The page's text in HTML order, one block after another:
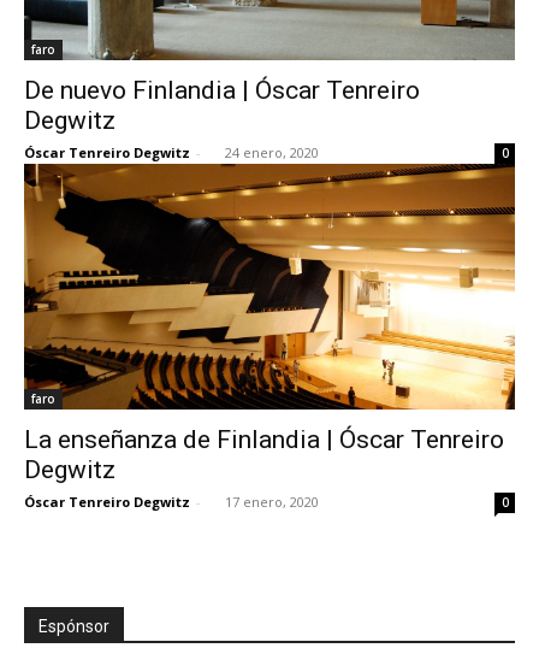
faro
De nuevo Finlandia | Óscar Tenreiro
Degwitz
Óscar Tenreiro Degwitz - 24 enero, 2020 0
faro
La enseñanza de Finlandia | Óscar Tenreiro
Degwitz
Óscar Tenreiro Degwitz - 17 enero, 2020 0
Espónsor